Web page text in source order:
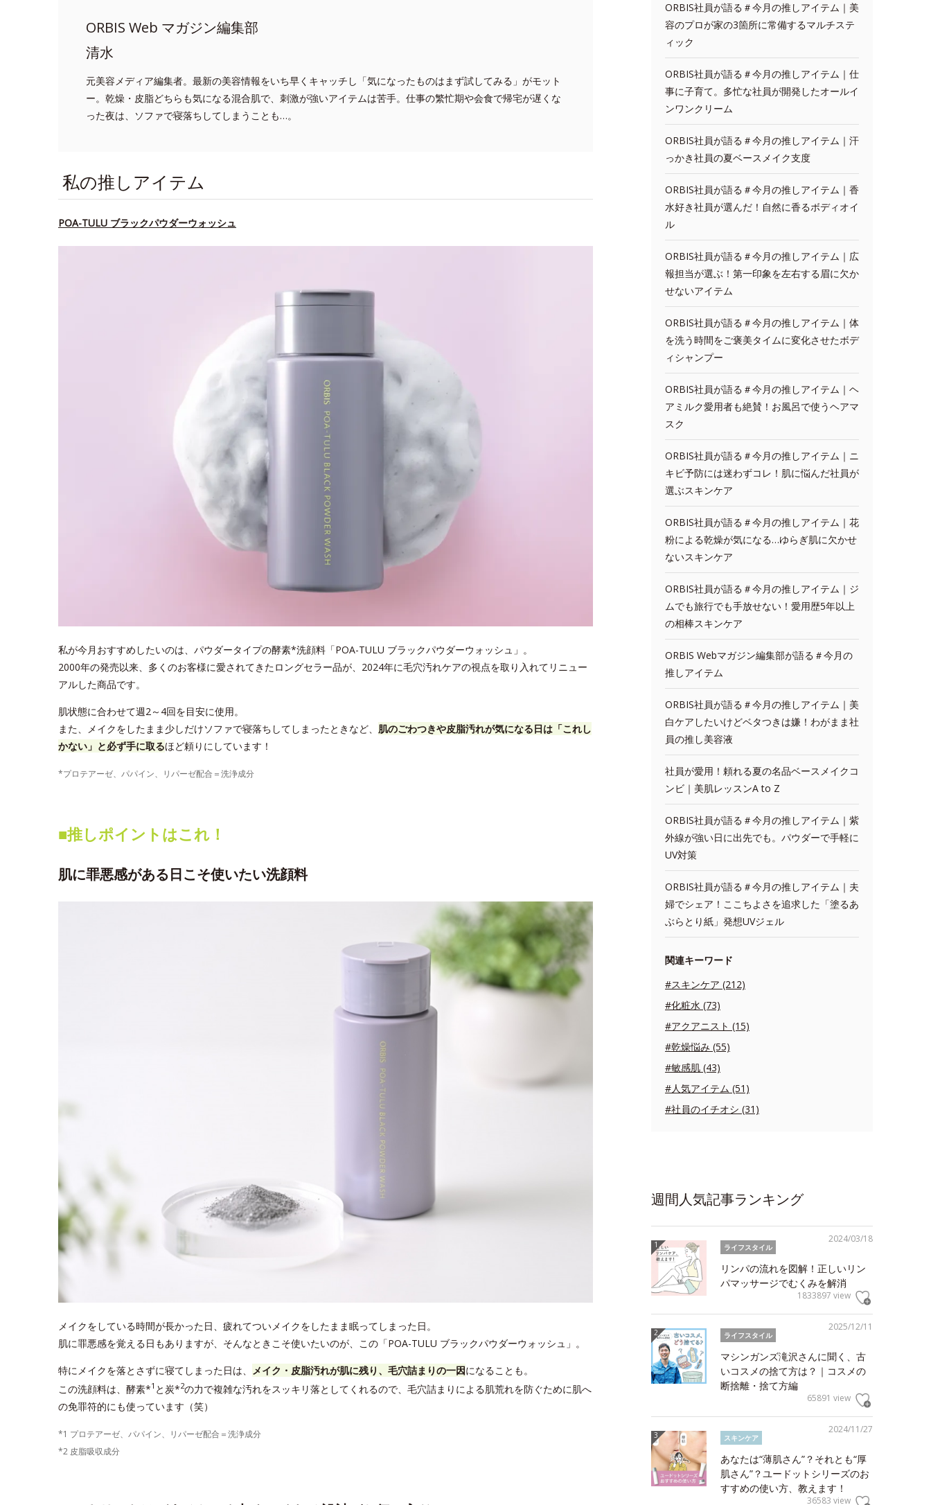
ORBIS Web マガジン編集部
清水
元美容メディア編集者。最新の美容情報をいち早くキャッチし「気になったものはまず試してみる」がモット
ー。乾燥・皮脂どちらも気になる混合肌で、刺激が強いアイテムは苦手。仕事の繁忙期や会食で帰宅が遅くな
った夜は、ソファで寝落ちしてしまうことも…。
私の推しアイテム
POA-TULU ブラックパウダーウォッシュ
私が今月おすすめしたいのは、パウダータイプの酵素*洗顔料「POA-TULU ブラックパウダーウォッシュ」。
2000年の発売以来、多くのお客様に愛されてきたロングセラー品が、2024年に毛穴汚れケアの視点を取り入れてリニュー
アルした商品です。
肌状態に合わせて週2～4回を目安に使用。
また、メイクをしたまま少しだけソファで寝落ちしてしまったときなど、 肌のごわつきや皮脂汚れが気になる日は「これし
かない」と必ず手に取るほど頼りにしています！
*プロテアーゼ、パパイン、リパーゼ配合＝洗浄成分
■推しポイントはこれ！
肌に罪悪感がある日こそ使いたい洗顔料
メイクをしている時間が長かった日、疲れてついメイクをしたまま眠ってしまった日。
肌に罪悪感を覚える日もありますが、そんなときこそ使いたいのが、この「POA-TULU ブラックパウダーウォッシュ」。
特にメイクを落とさずに寝てしまった日は、 メイク・皮脂汚れが肌に残り、毛穴詰まりの一因になることも。
この洗顔料は、酵素*1 と炭*2の力で複雑な汚れをスッキリ落としてくれるので、毛穴詰まりによる肌荒れを防ぐために肌へ
の免罪符的にも使っています（笑）
*1 プロテアーゼ、パパイン、リパーゼ配合＝洗浄成分
*2 皮脂吸収成分
ORBIS社員が語る＃今月の推しアイテム｜美
容のプロが家の3箇所に常備するマルチステ
ィック
ORBIS社員が語る＃今月の推しアイテム｜仕
事に子育て。多忙な社員が開発したオールイ
ンワンクリーム
ORBIS社員が語る＃今月の推しアイテム｜汗
っかき社員の夏ベースメイク支度
ORBIS社員が語る＃今月の推しアイテム｜香
水好き社員が選んだ！自然に香るボディオイ
ル
ORBIS社員が語る＃今月の推しアイテム｜広
報担当が選ぶ！第一印象を左右する眉に欠か
せないアイテム
ORBIS社員が語る＃今月の推しアイテム｜体
を洗う時間をご褒美タイムに変化させたボデ
ィシャンプー
ORBIS社員が語る＃今月の推しアイテム｜ヘ
アミルク愛用者も絶賛！お風呂で使うヘアマ
スク
ORBIS社員が語る＃今月の推しアイテム｜ニ
キビ予防には迷わずコレ！肌に悩んだ社員が
選ぶスキンケア
ORBIS社員が語る＃今月の推しアイテム｜花
粉による乾燥が気になる…ゆらぎ肌に欠かせ
ないスキンケア
ORBIS社員が語る＃今月の推しアイテム｜ジ
ムでも旅行でも手放せない！愛用歴5年以上
の相棒スキンケア
ORBIS Webマガジン編集部が語る＃今月の
推しアイテム
ORBIS社員が語る＃今月の推しアイテム｜美
白ケアしたいけどベタつきは嫌！わがまま社
員の推し美容液
社員が愛用！頼れる夏の名品ベースメイクコ
ンビ｜美肌レッスンA to Z
ORBIS社員が語る＃今月の推しアイテム｜紫
外線が強い日に出先でも。パウダーで手軽に
UV対策
ORBIS社員が語る＃今月の推しアイテム｜夫
婦でシェア！ここちよさを追求した「塗るあ
ぶらとり紙」発想UVジェル
関連キーワード
#スキンケア (212)
#化粧水 (73)
#アクアニスト (15)
#乾燥悩み (55)
#敏感肌 (43)
#人気アイテム (51)
#社員のイチオシ (31)
週間人気記事ランキング
2024/03/18
ライフスタイル
リンパの流れを図解！正しいリン
パマッサージでむくみを解消
1833897 view
2025/12/11
ライフスタイル
マシンガンズ滝沢さんに聞く、古
いコスメの捨て方は？｜コスメの
断捨離・捨て方編
65891 view
2024/11/27
スキンケア
あなたは“薄肌さん”？それとも“厚
肌さん”？ユードットシリーズのお
すすめの使い方、教えます！
36583 view